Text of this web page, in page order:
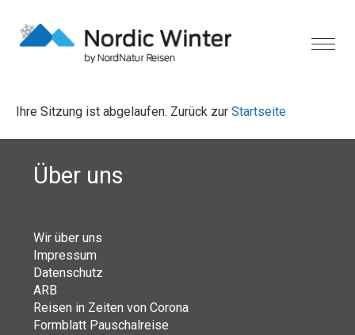
Ihre Sitzung ist abgelaufen. Zurück zur Startseite
Über uns
Wir über uns
Impressum
Datenschutz
ARB
Reisen in Zeiten von Corona
Formblatt Pauschalreise